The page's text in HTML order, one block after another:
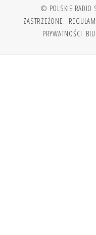
© POLSKIE RADIO
ZASTRZEŻONE.
PRYWATNOŚCI